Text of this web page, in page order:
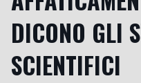
DICONO GLI
SCIENTIFICI